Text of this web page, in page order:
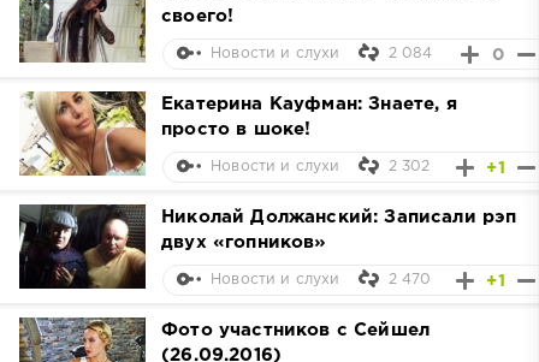
своего!
0
Новости и слухи 2 084
Екатерина Кауфман: Знаете, я
просто в шоке!
+1
Новости и слухи 2 302
Николай Должанский: Записали рэп
двух «гопников»
+1
Новости и слухи 2 470
Фото участников с Сейшел
(26.09.2016)